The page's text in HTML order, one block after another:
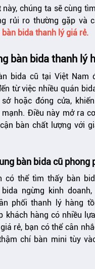
này, chúng ta sẽ cùng
rủi ro thường gặp và
bàn bida thanh lý giá rẻ.
bàn bida thanh lý
bida cũ tại Việt Nam
từ việc nhiều quán
hoặc đóng cửa,
Điều này mở ra
bàn chất lượng với
bàn bida cũ phong
có thể tìm thấy bàn
bida ngừng kinh
phối thanh lý hàng
khách hàng có nhiều
rẻ, bạn có thể cân
chí bàn mini tùy